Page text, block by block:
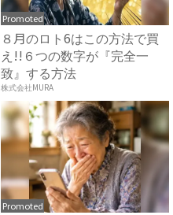
Promoted
８月のロト6はこの方法で買
え!!６つの数字が『完全一
致』する方法
株式会社MURA
Promoted